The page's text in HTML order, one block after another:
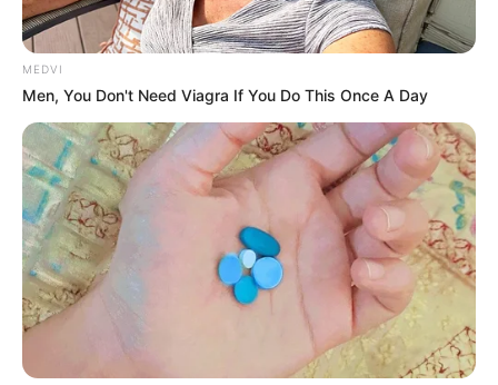
MEDVI
Men, You Don't Need Viagra If You Do This Once A Day